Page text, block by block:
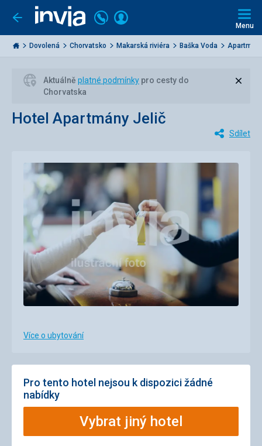
Jít
zpět
Invia.cz
Volejte
226
000
284
Přihlásit
Menu
Dovolená Chorvatsko Makarská riviéra Baška Voda
Aktuálně platné podmínky pro cesty do
Chorvatska
Hotel Apartmány Jelič
Sdílet
Více o ubytování
Pro tento hotel nejsou k dispozici žádné
nabídky
Vybrat jiný hotel